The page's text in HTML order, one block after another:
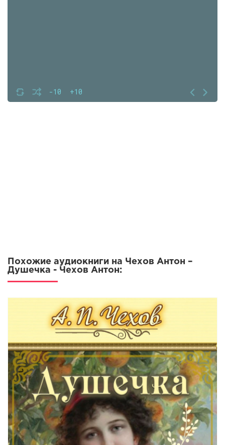
-10 +10
Похожие аудиокниги на Чехов Антон –
Душечка - Чехов Антон: